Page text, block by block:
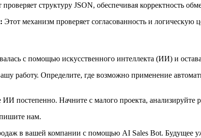
структуру JSON, обеспечивая корректность
Этот механизм проверяет согласованность и логическую
с помощью искусственного интеллекта (ИИ) и
работу. Определите, где возможно применение
постепенно. Начните с малого проекта, анализируйте
нам.
в вашей компании с помощью AI Sales Bot. Будущее